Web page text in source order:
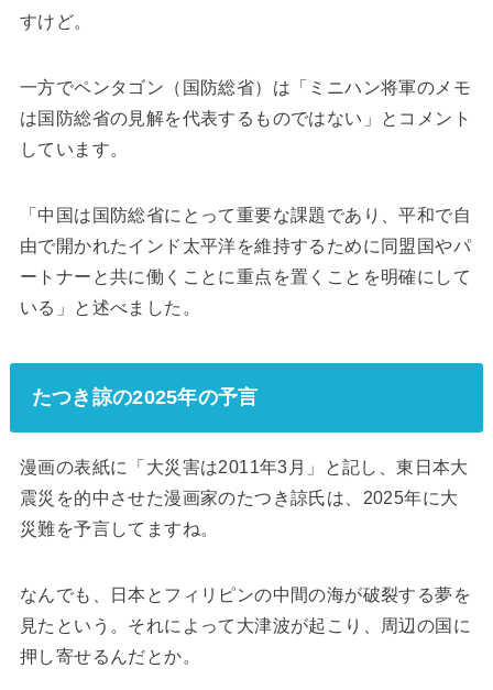
すけど。
一方でペンタゴン（国防総省）は「ミニハン将軍のメモ
は国防総省の見解を代表するものではない」とコメント
しています。
「中国は国防総省にとって重要な課題であり、平和で自
由で開かれたインド太平洋を維持するために同盟国やパ
ートナーと共に働くことに重点を置くことを明確にして
いる」と述べました。
たつき諒の2025年の予言
漫画の表紙に「大災害は2011年3月」と記し、東日本大
震災を的中させた漫画家のたつき諒氏は、2025年に大
災難を予言してますね。
なんでも、日本とフィリピンの中間の海が破裂する夢を
見たという。それによって大津波が起こり、周辺の国に
押し寄せるんだとか。